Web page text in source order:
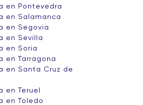
en Pontevedra
en Salamanca
en Segovia
en Sevilla
en Soria
en Tarragona
en Santa Cruz de
en Teruel
en Toledo